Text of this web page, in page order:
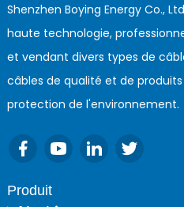
Shenzhen Boying Energy Co.,
haute technologie,
et vendant divers types de
câbles de qualité et de
protection de l'environnement.
Produit